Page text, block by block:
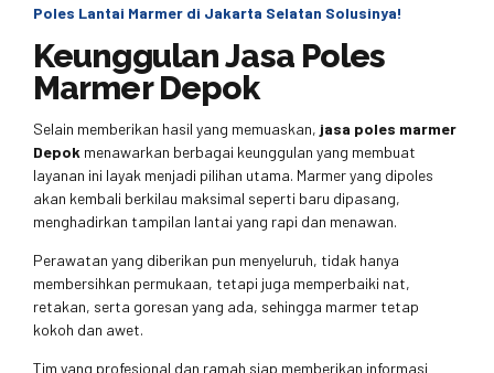
Poles Lantai Marmer di Jakarta Selatan Solusinya!
Keunggulan Jasa Poles
Marmer Depok
Selain memberikan hasil yang memuaskan, jasa poles marmer
Depok menawarkan berbagai keunggulan yang membuat
layanan ini layak menjadi pilihan utama. Marmer yang dipoles
akan kembali berkilau maksimal seperti baru dipasang,
menghadirkan tampilan lantai yang rapi dan menawan.
Perawatan yang diberikan pun menyeluruh, tidak hanya
membersihkan permukaan, tetapi juga memperbaiki nat,
retakan, serta goresan yang ada, sehingga marmer tetap
kokoh dan awet.
Tim yang profesional dan ramah siap memberikan informasi